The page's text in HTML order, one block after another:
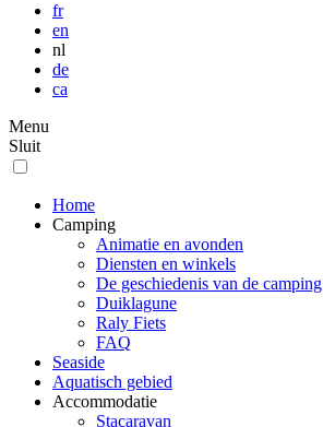
fr
en
nl
de
ca
Menu
Sluit
Home
Camping
Animatie en avonden
Diensten en winkels
De geschiedenis van de camping
Duiklagune
Raly Fiets
FAQ
Seaside
Aquatisch gebied
Accommodatie
Stacaravan